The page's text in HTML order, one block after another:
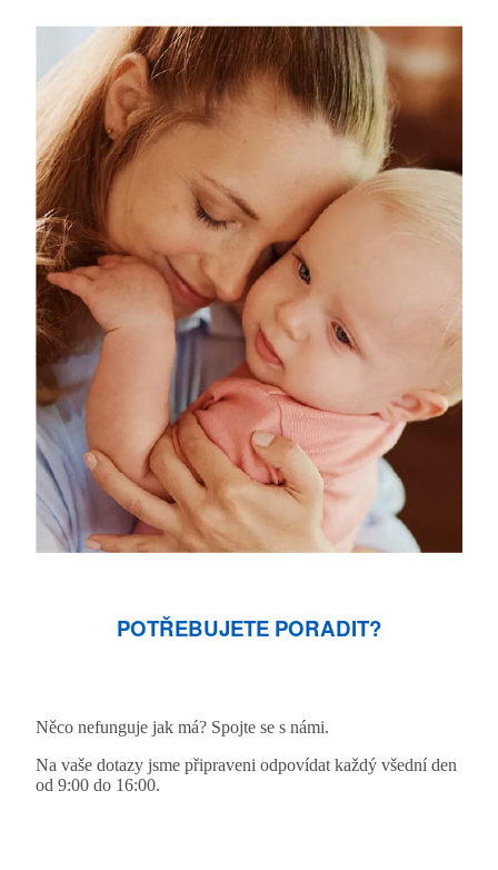
POTŘEBUJETE PORADIT?
Něco nefunguje jak má? Spojte se s námi.
Na vaše dotazy jsme připraveni odpovídat každý všední den
od 9:00 do 16:00.